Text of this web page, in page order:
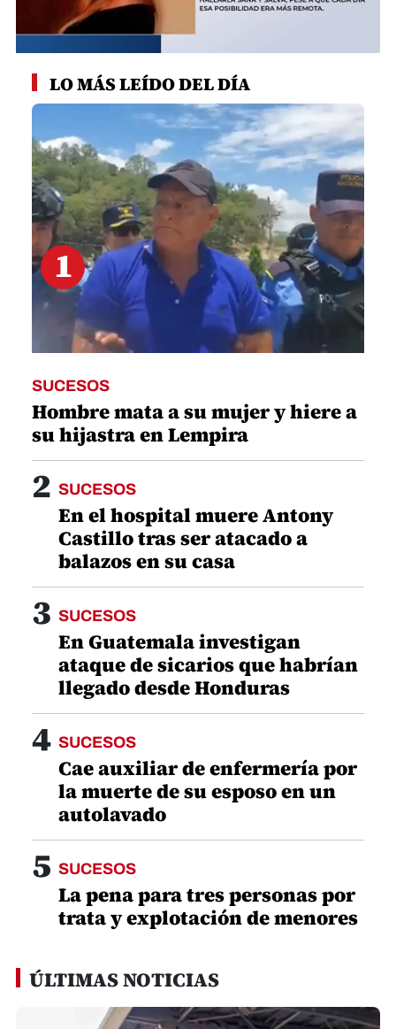
seconds
seconds
LO MÁS LEÍDO DEL DÍA
1
SUCESOS
Hombre mata a su mujer y hiere a
su hijastra en Lempira
2 SUCESOS
En el hospital muere Antony
Castillo tras ser atacado a
balazos en su casa
3 SUCESOS
En Guatemala investigan
ataque de sicarios que habrían
llegado desde Honduras
4 SUCESOS
Cae auxiliar de enfermería por
la muerte de su esposo en un
autolavado
5 SUCESOS
La pena para tres personas por
trata y explotación de menores
ÚLTIMAS NOTICIAS